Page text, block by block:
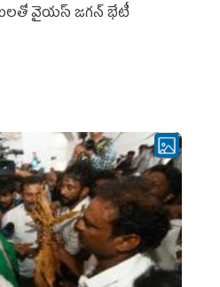
వైయస్ జగన్ భేటీ